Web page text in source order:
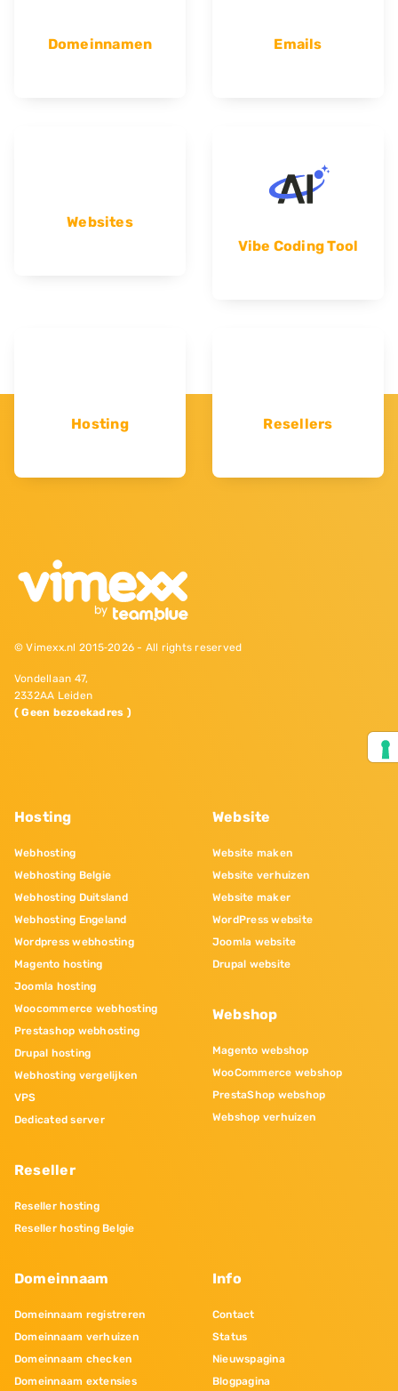
Domeinnamen Emails
Websites
Vibe Coding Tool
Hosting Resellers
© Vimexx.nl 2015‐2026 - All rights reserved
Vondellaan 47,
2332AA Leiden
( Geen bezoekadres )
Hosting
Webhosting
Webhosting Belgie
Webhosting Duitsland
Webhosting Engeland
Wordpress webhosting
Magento hosting
Joomla hosting
Woocommerce webhosting
Prestashop webhosting
Drupal hosting
Webhosting vergelijken
VPS
Dedicated server
Reseller
Reseller hosting
Reseller hosting Belgie
Website
Website maken
Website verhuizen
Website maker
WordPress website
Joomla website
Drupal website
Webshop
Magento webshop
WooCommerce webshop
PrestaShop webshop
Webshop verhuizen
Domeinnaam
Domeinnaam registreren
Domeinnaam verhuizen
Domeinnaam checken
Domeinnaam extensies
Info
Contact
Status
Nieuwspagina
Blogpagina